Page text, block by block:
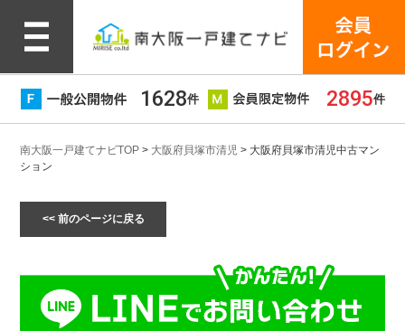
1628件 2895件
南大阪一戸建てナビTOP > 大阪府貝塚市清児 > 大阪府貝塚市清児中古マン
ション
<< 前のページに戻る